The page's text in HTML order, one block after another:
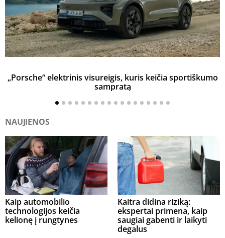
„Porsche“ elektrinis visureigis, kuris keičia sportiškumo
sampratą
NAUJIENOS
Kaip automobilio
technologijos keičia
kelionę į rungtynes
Kaitra didina riziką:
ekspertai primena, kaip
saugiai gabenti ir laikyti
degalus